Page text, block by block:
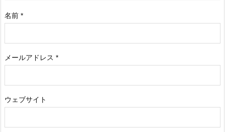
名前 *
メールアドレス *
ウェブサイト